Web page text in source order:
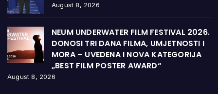
August 8, 2026
NEUM UNDERWATER FILM FESTIVAL 2026.
DONOSI TRI DANA FILMA, UMJETNOSTI I
MORA – UVEDENA I NOVA KATEGORIJA
„BEST FILM POSTER AWARD“
August 8, 2026